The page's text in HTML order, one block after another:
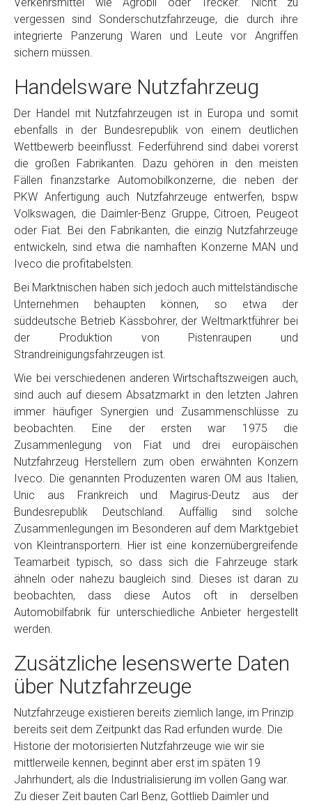
vergessen sind Sonderschutzfahrzeuge, die durch ihre
integrierte Panzerung Waren und Leute vor Angriffen
sichern müssen.
Handelsware Nutzfahrzeug
Der Handel mit Nutzfahrzeugen ist in Europa und somit
ebenfalls in der Bundesrepublik von einem deutlichen
Wettbewerb beeinflusst. Federführend sind dabei vorerst
die großen Fabrikanten. Dazu gehören in den meisten
Fällen finanzstarke Automobilkonzerne, die neben der
PKW Anfertigung auch Nutzfahrzeuge entwerfen, bspw
Volkswagen, die Daimler-Benz Gruppe, Citroen, Peugeot
oder Fiat. Bei den Fabrikanten, die einzig Nutzfahrzeuge
entwickeln, sind etwa die namhaften Konzerne MAN und
Iveco die profitabelsten.
Bei Marktnischen haben sich jedoch auch mittelständische
Unternehmen behaupten können, so etwa der
süddeutsche Betrieb Kässbohrer, der Weltmarktführer bei
der Produktion von Pistenraupen und
Strandreinigungsfahrzeugen ist.
Wie bei verschiedenen anderen Wirtschaftszweigen auch,
sind auch auf diesem Absatzmarkt in den letzten Jahren
immer häufiger Synergien und Zusammenschlüsse zu
beobachten. Eine der ersten war 1975 die
Zusammenlegung von Fiat und drei europäischen
Nutzfahrzeug Herstellern zum oben erwähnten Konzern
Iveco. Die genannten Produzenten waren OM aus Italien,
Unic aus Frankreich und Magirus-Deutz aus der
Bundesrepublik Deutschland. Auffällig sind solche
Zusammenlegungen im Besonderen auf dem Marktgebiet
von Kleintransportern. Hier ist eine konzernübergreifende
Teamarbeit typisch, so dass sich die Fahrzeuge stark
ähneln oder nahezu baugleich sind. Dieses ist daran zu
beobachten, dass diese Autos oft in derselben
Automobilfabrik für unterschiedliche Anbieter hergestellt
werden.
Zusätzliche lesenswerte Daten
über Nutzfahrzeuge
Nutzfahrzeuge existieren bereits ziemlich lange, im Prinzip
bereits seit dem Zeitpunkt das Rad erfunden wurde. Die
Historie der motorisierten Nutzfahrzeuge wie wir sie
mittlerweile kennen, beginnt aber erst im späten 19
Jahrhundert, als die Industrialisierung im vollen Gang war.
Zu dieser Zeit bauten Carl Benz, Gottlieb Daimler und